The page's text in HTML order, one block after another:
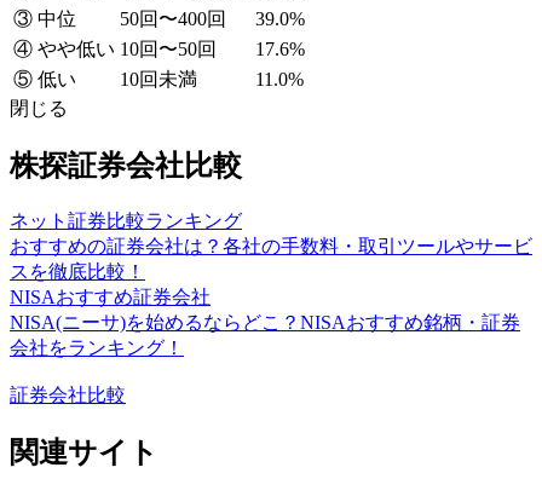
③ 中位
50回〜400回
39.0%
④ やや低い 10回〜50回
17.6%
⑤ 低い
10回未満
11.0%
閉じる
株探証券会社比較
ネット証券比較ランキング
おすすめの証券会社は？各社の手数料・取引ツールやサービ
スを徹底比較！
NISAおすすめ証券会社
NISA(ニーサ)を始めるならどこ？NISAおすすめ銘柄・証券
会社をランキング！
証券会社比較
関連サイト